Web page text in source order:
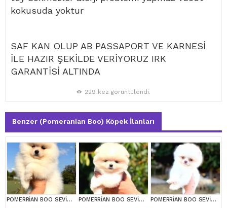
kokusuda yoktur
SAF KAN OLUP AB PASSAPORT VE KARNESİ
İLE HAZIR ŞEKİLDE VERİYORUZ IRK
GARANTİSİ ALTINDA
229 kez görüntülendi.
Benzer (Pomeranian Boo) Köpek İlanları
POMERRİAN BOO SEVİMLİ YAVRULAR POMERRİAN BOO SEVİMLİ YAVRULAR POMERRİAN BOO SEVİMLİ YAVRULAR